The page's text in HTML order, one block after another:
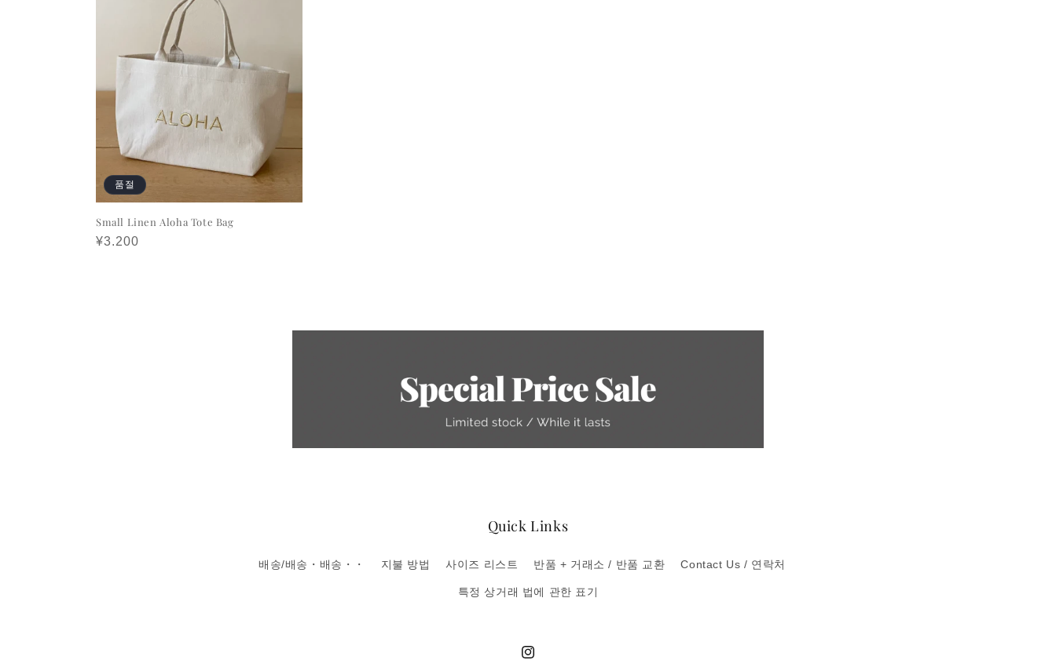
품절
Small Linen Aloha Tote Bag
정
¥3.200
Quick Links
배송/배송・배송・・ 지불 방법 사이즈 리스트 반품 + 거래소 / 반품 교환 Contact Us / 연락처
특정 상거래 법에 관한 표기
Instagram